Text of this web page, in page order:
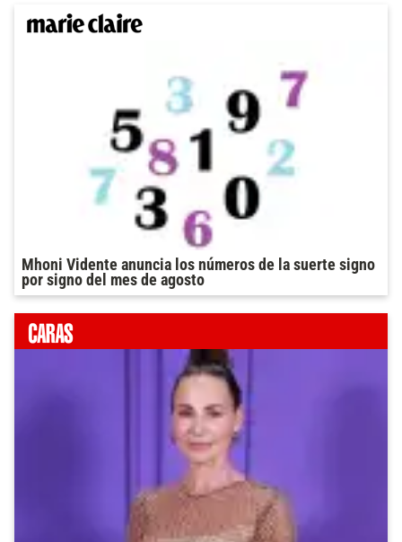
Mhoni Vidente anuncia los números de la suerte signo
por signo del mes de agosto